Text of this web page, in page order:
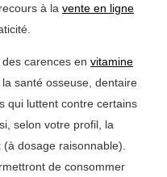
à la vente en ligne
carences en vitamine
la santé osseuse, dentaire
qui luttent contre certains
selon votre profil, la
dosage raisonnable).
de consommer